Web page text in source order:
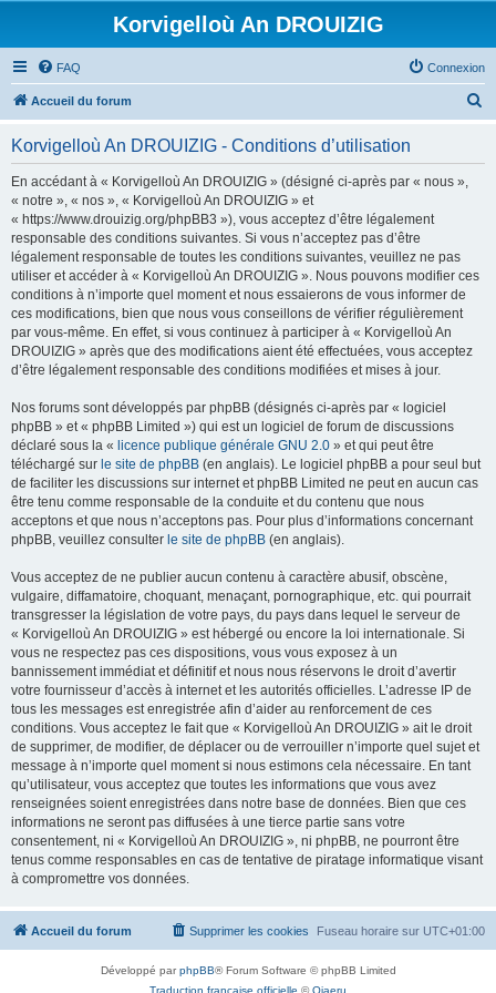
Korvigelloù An DROUIZIG
FAQ Connexion
Accueil du forum
Korvigelloù An DROUIZIG - Conditions d’utilisation
En accédant à « Korvigelloù An DROUIZIG » (désigné ci-après par « nous »,
« notre », « nos », « Korvigelloù An DROUIZIG » et
« https://www.drouizig.org/phpBB3 »), vous acceptez d’être légalement
responsable des conditions suivantes. Si vous n’acceptez pas d’être
légalement responsable de toutes les conditions suivantes, veuillez ne pas
utiliser et accéder à « Korvigelloù An DROUIZIG ». Nous pouvons modifier ces
conditions à n’importe quel moment et nous essaierons de vous informer de
ces modifications, bien que nous vous conseillons de vérifier régulièrement
par vous-même. En effet, si vous continuez à participer à « Korvigelloù An
DROUIZIG » après que des modifications aient été effectuées, vous acceptez
d’être légalement responsable des conditions modifiées et mises à jour.
Nos forums sont développés par phpBB (désignés ci-après par « logiciel
phpBB » et « phpBB Limited ») qui est un logiciel de forum de discussions
déclaré sous la « licence publique générale GNU 2.0 » et qui peut être
téléchargé sur le site de phpBB (en anglais). Le logiciel phpBB a pour seul but
de faciliter les discussions sur internet et phpBB Limited ne peut en aucun cas
être tenu comme responsable de la conduite et du contenu que nous
acceptons et que nous n’acceptons pas. Pour plus d’informations concernant
phpBB, veuillez consulter le site de phpBB (en anglais).
Vous acceptez de ne publier aucun contenu à caractère abusif, obscène,
vulgaire, diffamatoire, choquant, menaçant, pornographique, etc. qui pourrait
transgresser la législation de votre pays, du pays dans lequel le serveur de
« Korvigelloù An DROUIZIG » est hébergé ou encore la loi internationale. Si
vous ne respectez pas ces dispositions, vous vous exposez à un
bannissement immédiat et définitif et nous nous réservons le droit d’avertir
votre fournisseur d’accès à internet et les autorités officielles. L’adresse IP de
tous les messages est enregistrée afin d’aider au renforcement de ces
conditions. Vous acceptez le fait que « Korvigelloù An DROUIZIG » ait le droit
de supprimer, de modifier, de déplacer ou de verrouiller n’importe quel sujet et
message à n’importe quel moment si nous estimons cela nécessaire. En tant
qu’utilisateur, vous acceptez que toutes les informations que vous avez
renseignées soient enregistrées dans notre base de données. Bien que ces
informations ne seront pas diffusées à une tierce partie sans votre
consentement, ni « Korvigelloù An DROUIZIG », ni phpBB, ne pourront être
tenus comme responsables en cas de tentative de piratage informatique visant
à compromettre vos données.
Accueil du forum Fuseau horaire sur UTC+01:00
Supprimer les cookies
Développé parphpBB® Forum Software © phpBB Limited
Traduction française officielle ©Qiaeru